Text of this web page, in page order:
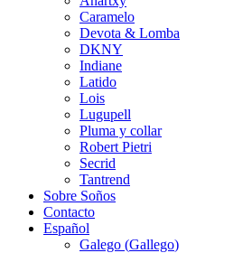
Caramelo
Devota & Lomba
DKNY
Indiane
Latido
Lois
Lugupell
Pluma y collar
Robert Pietri
Secrid
Tantrend
Sobre Soños
Contacto
Español
Galego (Gallego)